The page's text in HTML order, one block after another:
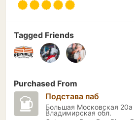
Tagged Friends
Purchased From
Подстава паб
Большая Московская
Владимирская обл.